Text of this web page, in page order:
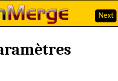
Next